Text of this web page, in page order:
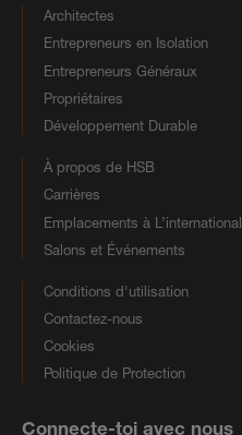
Architectes
Entrepreneurs en Isolation
Entrepreneurs Généraux
Propriétaires
Développement Durable
À propos de HSB
Carrières
Emplacements à L’international
Salons et Événements
Conditions d'utilisation
Contactez-nous
Cookies
Politique de Protection
Connecte-toi avec nous